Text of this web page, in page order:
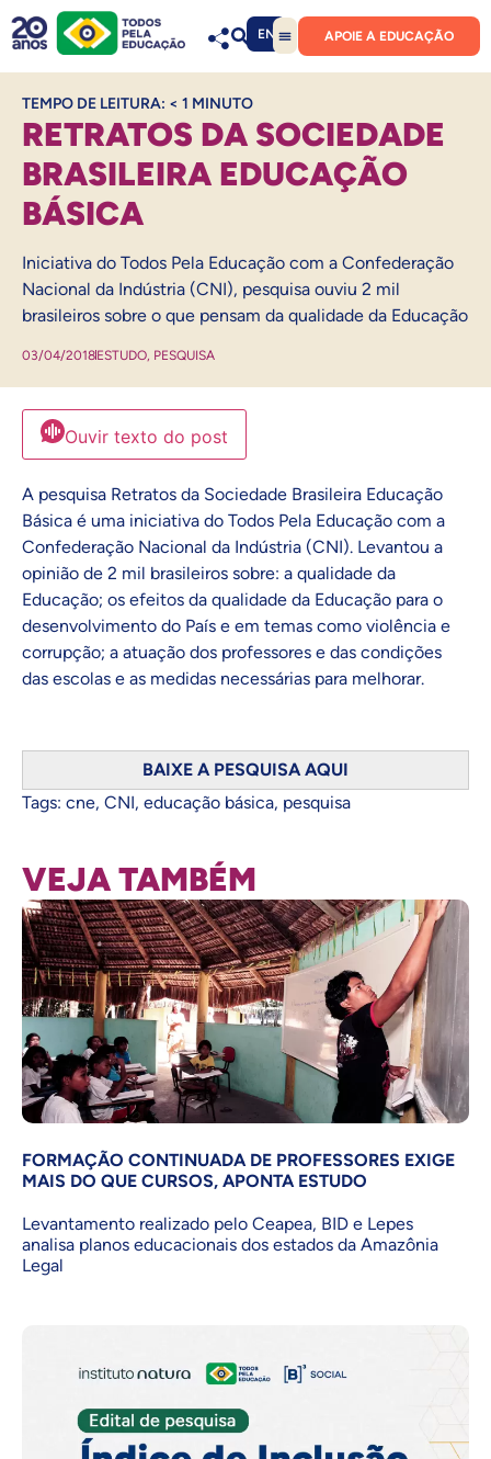
EN APOIE A EDUCAÇÃO
TEMPO DE LEITURA: < 1 MINUTO
RETRATOS DA SOCIEDADE
BRASILEIRA EDUCAÇÃO
BÁSICA
Iniciativa do Todos Pela Educação com a Confederação
Nacional da Indústria (CNI), pesquisa ouviu 2 mil
brasileiros sobre o que pensam da qualidade da Educação
03/04/2018ESTUDO, PESQUISA
Ouvir texto do post
A pesquisa Retratos da Sociedade Brasileira Educação
Básica é uma iniciativa do Todos Pela Educação com a
Confederação Nacional da Indústria (CNI). Levantou a
opinião de 2 mil brasileiros sobre: a qualidade da
Educação; os efeitos da qualidade da Educação para o
desenvolvimento do País e em temas como violência e
corrupção; a atuação dos professores e das condições
das escolas e as medidas necessárias para melhorar.
BAIXE A PESQUISA AQUI
Tags: cne, CNI, educação básica, pesquisa
VEJA TAMBÉM
FORMAÇÃO CONTINUADA DE PROFESSORES EXIGE
MAIS DO QUE CURSOS, APONTA ESTUDO
Levantamento realizado pelo Ceapea, BID e Lepes
analisa planos educacionais dos estados da Amazônia
Legal